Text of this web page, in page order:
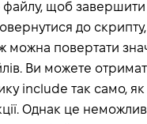
файлу, щоб
до
можна повертати
Ви можете
include так само, як
Однак це